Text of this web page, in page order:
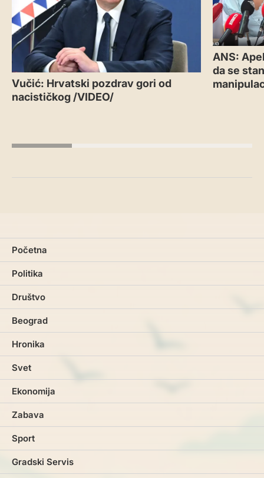
Vučić: Hrvatski pozdrav gori od
nacističkog /VIDEO/
ANS:
da se
Početna
Politika
Društvo
Beograd
Hronika
Svet
Ekonomija
Zabava
Sport
Gradski Servis